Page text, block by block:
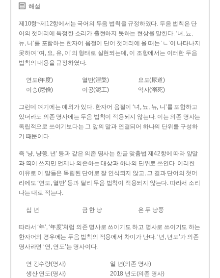
해설
제10항~제12항에서는 국어의 두음 법칙을 규정하였다. 두음 법칙은 단
어의 첫머리에 특정한 소리가 출현하지 못하는 현상을 말한다. ‘녀, 뇨,
뉴, 니’를 포함하는 한자어 음절이 단어 첫머리에 올 때는 ‘ㄴ’이 나타나지
못하여 ‘여, 요, 유, 이’의 형태로 실현되는데, 이 조항에서는 이러한 두음
법칙의 내용을 규정하였다.
연도(年度) 열반(涅槃)
요도(尿道)
이승(尼僧)
이공(泥工) 익사(溺死)
그런데 여기에는 예외가 있다. 한자어 음절이 ‘녀, 뇨, 뉴, 니’를 포함하고
있더라도 의존 명사에는 두음 법칙이 적용되지 않는다. 이는 의존 명사는
독립적으로 쓰이기보다는 그 앞의 말과 연결되어 하나의 단위를 구성하
기 때문이다.
즉 ‘냥, 냥쭝, 년’ 등과 같은 의존 명사는 한글 맞춤법 제42항에 따라 앞말
과 띄어 쓰지만 언제나 의존하는 대상과 하나의 단위로 쓰인다. 이러한
이유로 이 말들은 독립된 단어로 잘 인식되지 않고, 그 결과 단어의 첫머
리에도 ‘연도, 열반’ 등과 달리 두음 법칙이 적용되지 않는다. 따라서 소리
나는 대로 적는다.
십 년 금 한 냥 은 두 냥쭝
따라서 ‘年’, ‘年度’처럼 의존 명사로 쓰이기도 하고 명사로 쓰이기도 하는
한자어의 경우에는 두음 법칙의 적용에서 차이가 난다. ‘년, 년도’가 의존
명사라면 ‘연, 연도’는 명사이다.
연 강수량(명사)
일 년(의존 명사)
생산 연도(명사)
2018 년도(의존 명사)